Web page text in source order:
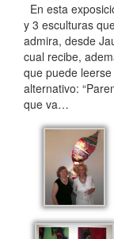
En esta
y 3 esculturas
admira, desde
cual recibe,
que puede
alternativo:
que va…